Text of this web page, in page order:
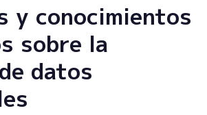
y conocimientos
sobre la
datos